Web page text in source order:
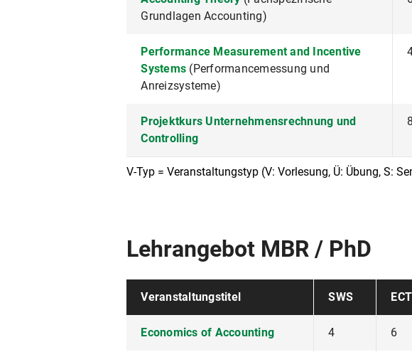
V-Typ = Veranstaltungstyp (V: Vorlesung, Ü: Übung, S:
Grundlagen Accounting)
Performance Measurement and Incentive
Systems (Performancemessung und
Anreizsysteme)
Projektkurs Unternehmensrechnung und
Controlling
8
Lehrangebot MBR / PhD
Veranstaltungstitel SWS
Economics of Accounting 4 6